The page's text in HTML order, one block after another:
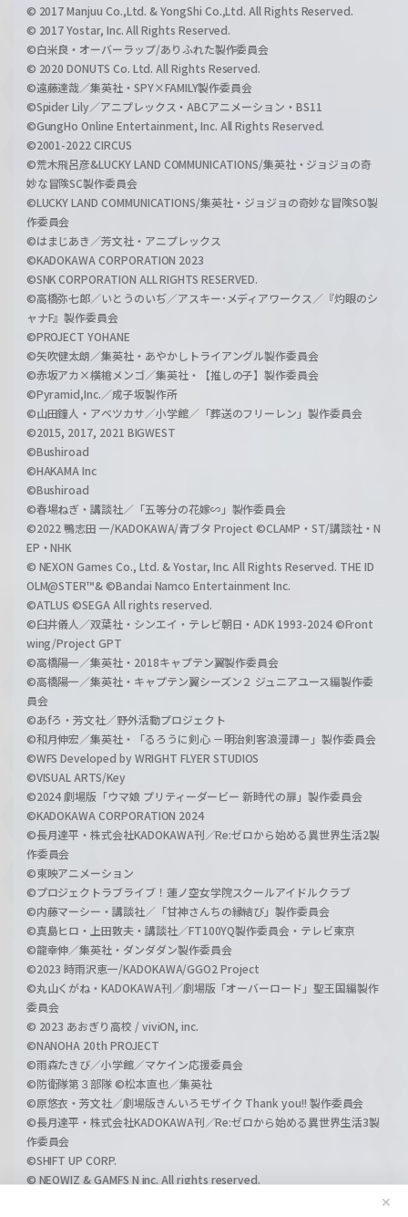
✕
© 2017 Manjuu Co.,Ltd. & YongShi Co.,Ltd. All Rights Reserved.
© 2017 Yostar, Inc. All Rights Reserved.
©白米良・オーバーラップ/ありふれた製作委員会
© 2020 DONUTS Co. Ltd. All Rights Reserved.
©遠藤達哉／集英社・SPY×FAMILY製作委員会
©Spider Lily／アニプレックス・ABCアニメーション・BS11
©GungHo Online Entertainment, Inc. All Rights Reserved.
©2001-2022 CIRCUS
©荒木飛呂彦&LUCKY LAND COMMUNICATIONS/集英社・ジョジョの奇
妙な冒険SC製作委員会
©LUCKY LAND COMMUNICATIONS/集英社・ジョジョの奇妙な冒険SO製
作委員会
©はまじあき／芳文社・アニプレックス
©KADOKAWA CORPORATION 2023
©SNK CORPORATION ALL RIGHTS RESERVED.
©高橋弥七郎／いとうのいぢ／アスキー･メディアワークス／『灼眼のシ
ャナF』製作委員会
©PROJECT YOHANE
©矢吹健太朗／集英社・あやかしトライアングル製作委員会
©赤坂アカ×横槍メンゴ／集英社・【推しの子】製作委員会
©Pyramid,Inc.／成子坂製作所
©山田鐘人・アベツカサ／小学館／「葬送のフリーレン」製作委員会
©2015, 2017, 2021 BIGWEST
©Bushiroad
©HAKAMA Inc
©Bushiroad
©春場ねぎ・講談社／「五等分の花嫁∽」製作委員会
©2022 鴨志田 一/KADOKAWA/青ブタ Project ©CLAMP・ST/講談社・N
EP・NHK
© NEXON Games Co., Ltd. & Yostar, Inc. All Rights Reserved. THE ID
OLM@STER™& ©Bandai Namco Entertainment Inc.
©ATLUS ©SEGA All rights reserved.
©臼井儀人／双葉社・シンエイ・テレビ朝日・ADK 1993-2024 ©Front
wing/Project GPT
©高橋陽一／集英社・2018キャプテン翼製作委員会
©高橋陽一／集英社・キャプテン翼シーズン２ ジュニアユース編製作委
員会
©あfろ・芳文社／野外活動プロジェクト
©和月伸宏／集英社・「るろうに剣心 －明治剣客浪漫譚－」製作委員会
©WFS Developed by WRIGHT FLYER STUDIOS
©VISUAL ARTS/Key
©2024 劇場版「ウマ娘 プリティーダービー 新時代の扉」製作委員会
©KADOKAWA CORPORATION 2024
©長月達平・株式会社KADOKAWA刊／Re:ゼロから始める異世界生活2製
作委員会
©東映アニメーション
©プロジェクトラブライブ！蓮ノ空女学院スクールアイドルクラブ
©内藤マーシー・講談社／「甘神さんちの縁結び」製作委員会
©真島ヒロ・上田敦夫・講談社／FT100YQ製作委員会・テレビ東京
©龍幸伸／集英社・ダンダダン製作委員会
©2023 時雨沢恵一/KADOKAWA/GGO2 Project
©丸山くがね・KADOKAWA刊／劇場版「オーバーロード」聖王国編製作
委員会
© 2023 あおぎり高校 / viviON, inc.
©NANOHA 20th PROJECT
©雨森たきび／小学館／マケイン応援委員会
©防衛隊第３部隊 ©松本直也／集英社
©原悠衣・芳文社／劇場版きんいろモザイク Thank you!! 製作委員会
©長月達平・株式会社KADOKAWA刊／Re:ゼロから始める異世界生活3製
作委員会
©SHIFT UP CORP.
© NEOWIZ & GAMFS N inc. All rights reserved.